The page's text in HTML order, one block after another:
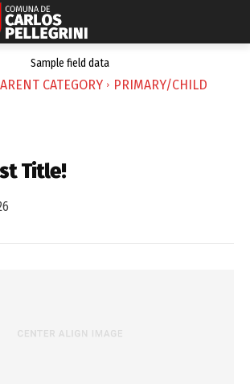
CATEGORY
PRIMARY/CHILD
Title!
Sample field data